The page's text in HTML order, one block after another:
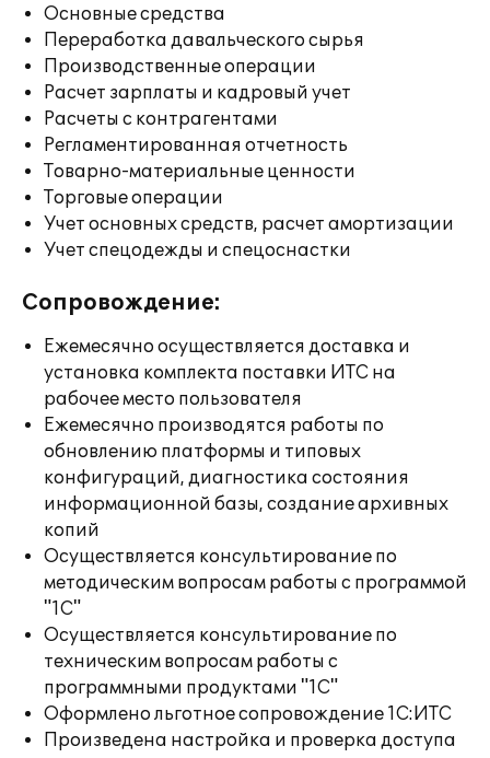
Основные средства
Переработка давальческого сырья
Производственные операции
Расчет зарплаты и кадровый учет
Расчеты с контрагентами
Регламентированная отчетность
Товарно-материальные ценности
Торговые операции
Учет основных средств, расчет амортизации
Учет спецодежды и спецоснастки
Сопровождение:
Ежемесячно осуществляется доставка и
установка комплекта поставки ИТС на
рабочее место пользователя
Ежемесячно производятся работы по
обновлению платформы и типовых
конфигураций, диагностика состояния
информационной базы, создание архивных
копий
Осуществляется консультирование по
методическим вопросам работы с программой
"1С"
Осуществляется консультирование по
техническим вопросам работы с
программными продуктами "1С"
Оформлено льготное сопровождение 1С:ИТС
Произведена настройка и проверка доступа